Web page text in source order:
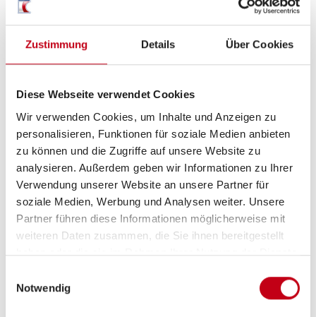
Zustimmung Details Über Cookies
Diese Webseite verwendet Cookies
Wir verwenden Cookies, um Inhalte und Anzeigen zu
personalisieren, Funktionen für soziale Medien anbieten
zu können und die Zugriffe auf unsere Website zu
analysieren. Außerdem geben wir Informationen zu Ihrer
Verwendung unserer Website an unsere Partner für
soziale Medien, Werbung und Analysen weiter. Unsere
Partner führen diese Informationen möglicherweise mit
weiteren Daten zusammen, die Sie ihnen bereitgestellt
haben oder die sie im Rahmen Ihrer Nutzung der Dienste
Notwendig
Heizung / Klima
Klimaanlage
Küche
Kompressor-Kühlschrank